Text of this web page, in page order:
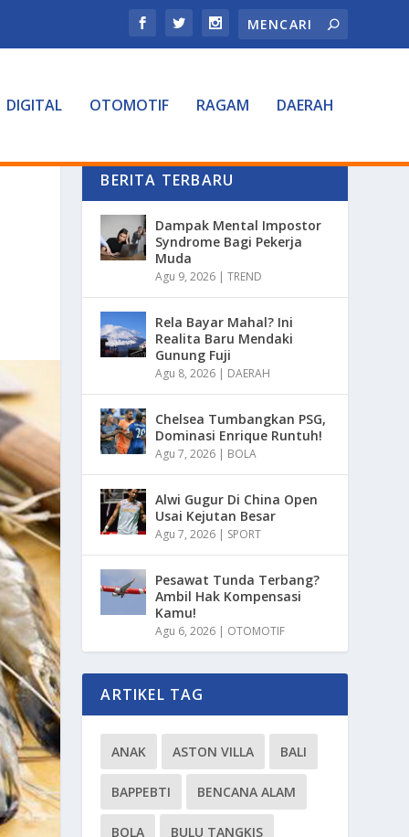
DIGITAL OTOMOTIF RAGAM DAERAH
BERITA TERBARU
Dampak Mental Impostor
Syndrome Bagi Pekerja
Muda
Agu 9, 2026 |TREND
Rela Bayar Mahal? Ini
Realita Baru Mendaki
Gunung Fuji
Agu 8, 2026 | DAERAH
Chelsea Tumbangkan PSG,
Dominasi Enrique Runtuh!
Agu 7, 2026 | BOLA
Alwi Gugur Di China Open
Usai Kejutan Besar
Agu 7, 2026 | SPORT
Pesawat Tunda Terbang?
Ambil Hak Kompensasi
Kamu!
Agu 6, 2026 | OTOMOTIF
ARTIKEL TAG
ANAK ASTON VILLA BALI
BAPPEBTI BENCANA ALAM
BOLA BULU TANGKIS